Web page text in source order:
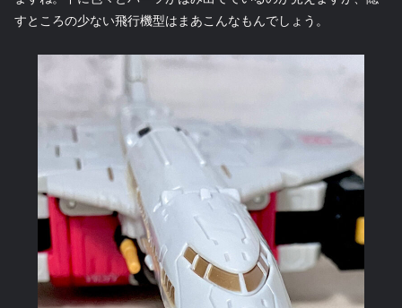
すところの少ない飛行機型はまあこんなもんでしょう。